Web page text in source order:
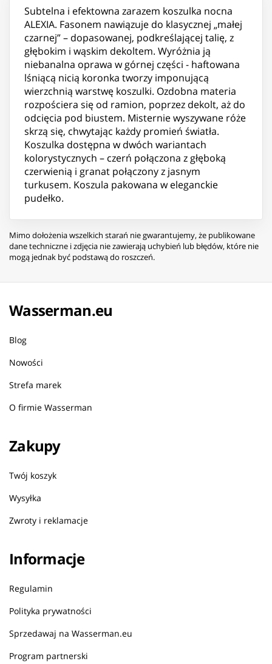
Subtelna i efektowna zarazem koszulka nocna
ALEXIA. Fasonem nawiązuje do klasycznej „małej
czarnej” – dopasowanej, podkreślającej talię, z
głębokim i wąskim dekoltem. Wyróżnia ją
niebanalna oprawa w górnej części - haftowana
lśniącą nicią koronka tworzy imponującą
wierzchnią warstwę koszulki. Ozdobna materia
rozpościera się od ramion, poprzez dekolt, aż do
odcięcia pod biustem. Misternie wyszywane róże
skrzą się, chwytając każdy promień światła.
Koszulka dostępna w dwóch wariantach
kolorystycznych – czerń połączona z głęboką
czerwienią i granat połączony z jasnym
turkusem. Koszula pakowana w eleganckie
pudełko.
Mimo dołożenia wszelkich starań nie gwarantujemy, że publikowane
dane techniczne i zdjęcia nie zawierają uchybień lub błędów, które nie
mogą jednak być podstawą do roszczeń.
Wasserman.eu
Blog
Nowości
Strefa marek
O firmie Wasserman
Zakupy
Twój koszyk
Wysyłka
Zwroty i reklamacje
Informacje
Regulamin
Polityka prywatności
Sprzedawaj na Wasserman.eu
Program partnerski